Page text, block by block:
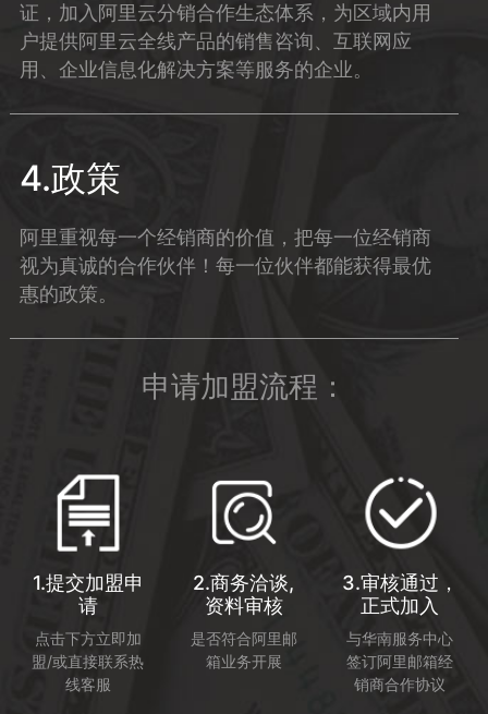
证，加入阿里云分销合作生态体系，为区域内用
户提供阿里云全线产品的销售咨询、互联网应
用、企业信息化解决方案等服务的企业。
4.政策
阿里重视每一个经销商的价值，把每一位经销商
视为真诚的合作伙伴！每一位伙伴都能获得最优
惠的政策。
申请加盟流程：
1.提交加盟申
请
点击下方立即加
盟/或直接联系热
线客服
2.商务洽谈,
资料审核
是否符合阿里邮
箱业务开展
3.审核通过，
正式加入
与华南服务中心
签订阿里邮箱经
销商合作协议